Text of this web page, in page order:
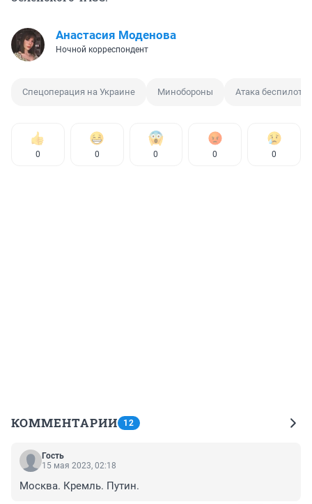
Анастасия Моденова
Ночной корреспондент
Спецоперация на Украине Минобороны Атака
0 0 0 0 0
КОММЕНТАРИИ 12
Гость
15 мая 2023, 02:18
Москва. Кремль. Путин.